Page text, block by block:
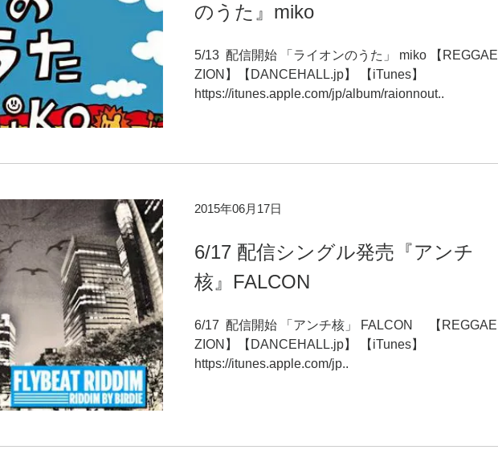
のうた』miko
5/13 配信開始 「ライオンのうた」 miko 【REGGAE
ZION】【DANCEHALL.jp】 【iTunes】
https://itunes.apple.com/jp/album/raionnout..
2015年06月17日
6/17 配信シングル発売『アンチ
核』FALCON
6/17 配信開始 「アンチ核」 FALCON 【REGGAE
ZION】【DANCEHALL.jp】 【iTunes】
https://itunes.apple.com/jp..